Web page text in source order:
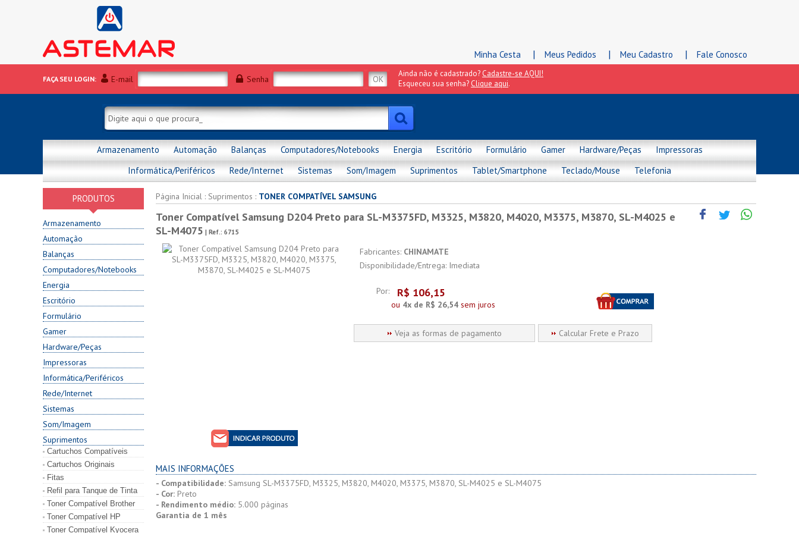
Minha Cesta | Meus Pedidos | Meu Cadastro | Fale Conosco
FAÇA SEU LOGIN: E-mail Senha
Ainda não é cadastrado? Cadastre-se AQUI!
Esqueceu sua senha? Clique aqui.
Armazenamento Automação Balanças Computadores/Notebooks Energia Escritório Formulário Gamer Hardware/Peças
Impressoras
Informática/Periféricos
Rede/Internet Sistemas Som/Imagem Suprimentos Tablet/Smartphone Teclado/Mouse Telefonia
PRODUTOS
Armazenamento
Automação
Balanças
Computadores/Notebooks
Energia
Escritório
Formulário
Gamer
Hardware/Peças
Impressoras
Informática/Periféricos
Rede/Internet
Sistemas
Som/Imagem
Suprimentos
Cartuchos Compatíveis
Cartuchos Originais
Fitas
Refil para Tanque de Tinta
Toner Compatível Brother
Toner Compatível HP
Toner Compatível Kyocera
Página Inicial : Suprimentos : TONER COMPATÍVEL SAMSUNG
Toner Compatível Samsung D204 Preto para SL-M3375FD, M3325, M3820, M4020, M3375, M3870, SL-M4025 e
SL-M4075 | Ref.: 6715
Fabricantes: CHINAMATE
Disponibilidade/Entrega: Imediata
Por: R$ 106,15
ou 4x de R$ 26,54 sem juros
Veja as formas de pagamento Calcular Frete e Prazo
MAIS INFORMAÇÕES
- Compatibilidade: Samsung SL-M3375FD, M3325, M3820, M4020, M3375, M3870, SL-M4025 e SL-M4075
- Cor: Preto
- Rendimento médio: 5.000 páginas
Garantia de 1 mês